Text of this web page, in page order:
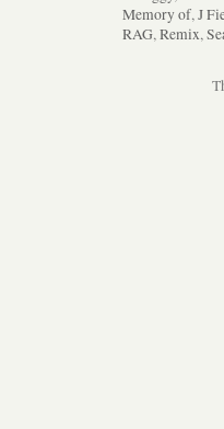
Memory of,J
RAG,Remix,